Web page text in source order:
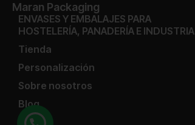
Maran Packaging
ENVASES Y EMBALAJES PARA
HOSTELERÍA, PANADERÍA E INDUSTRIA
Tienda
Personalización
Sobre nosotros
Blog